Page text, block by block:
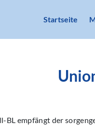
Startseite
BL empfängt der